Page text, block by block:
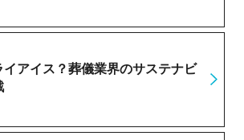
アイス？葬儀業界のサステナビ